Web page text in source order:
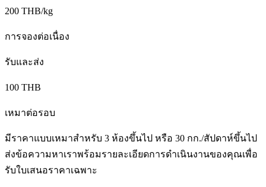
200 THB/kg
การจองต่อเนื่อง
รับและส่ง
100 THB
เหมาต่อรอบ
มีราคาแบบเหมาสำหรับ 3 ห้องขึ้นไป หรือ 30 กก./สัปดาห์ขึ้นไป
ส่งข้อความหาเราพร้อมรายละเอียดการดำเนินงานของคุณเพื่อ
รับใบเสนอราคาเฉพาะ